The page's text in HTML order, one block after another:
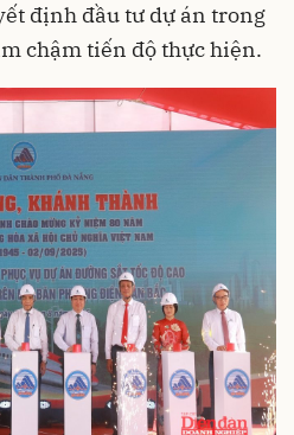
định đầu tư dự án trong
chậm tiến độ thực hiện.